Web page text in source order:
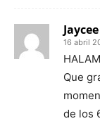
16 abril
Que
de los